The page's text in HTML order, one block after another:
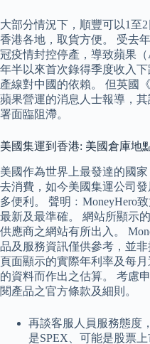
大部分情況下，順豐可以1至
香港各地，取貨方便。 受去
冠疫情封控停產，導致蘋果
年半以來首次錄得季度收入
產線對中國的依賴。 但英國
蘋果營運的消息人士報導，
署面臨阻滯。
美國集運到香港: 美國倉庫地
美國作為世界上最發達的國
去消費，如今美國集運公司
多便利。 聲明﹕MoneyHero
最新及最準確。 網站所顯示
供應商之網站有所出入。
品及服務資訊僅供參考，並
頁面顯示的實際年利率及每
的資料而作出之估算。 考慮
閱產品之官方條款及細則。
再談客服人員服務態度
是SPEX、可能是股票